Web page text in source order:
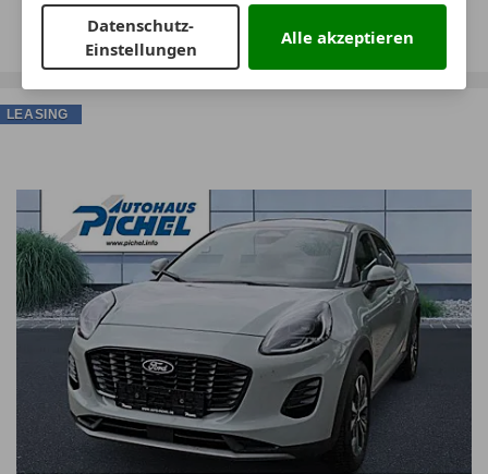
LEASING
Datenschutz-
Einstellungen
Alle akzeptieren